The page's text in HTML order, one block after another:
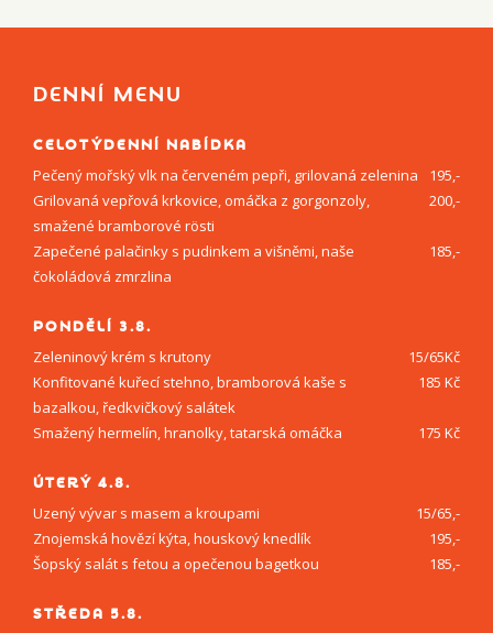
DENNÍ MENU
CELOTÝDENNÍ NABÍDKA
Pečený mořský vlk na červeném pepři, grilovaná zelenina
195,-
Grilovaná vepřová krkovice, omáčka z gorgonzoly,
smažené bramborové rösti
200,-
Zapečené palačinky s pudinkem a višněmi, naše
čokoládová zmrzlina
185,-
PONDĚLÍ 3.8.
Zeleninový krém s krutony
15/65Kč
Konfitované kuřecí stehno, bramborová kaše s
bazalkou, ředkvičkový salátek
185 Kč
Smažený hermelín, hranolky, tatarská omáčka 175 Kč
ÚTERÝ 4.8.
Uzený vývar s masem a kroupami
15/65,-
Znojemská hovězí kýta, houskový knedlík
195,-
Šopský salát s fetou a opečenou bagetkou
185,-
STŘEDA 5.8.